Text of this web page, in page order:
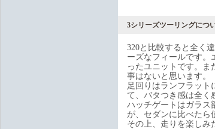
3シリーズツーリングにつ
320と比較すると全く
ーズなフィールです。
ったユニットです。ま
事はないと思います。
足回りはランフラット
て、バタつき感は全く
ハッチゲートはガラス
が、セダンに比べたら
その上、走りを楽しみ